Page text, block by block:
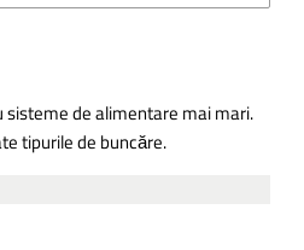
sisteme de alimentare mai mari.
tipurile de buncăre.